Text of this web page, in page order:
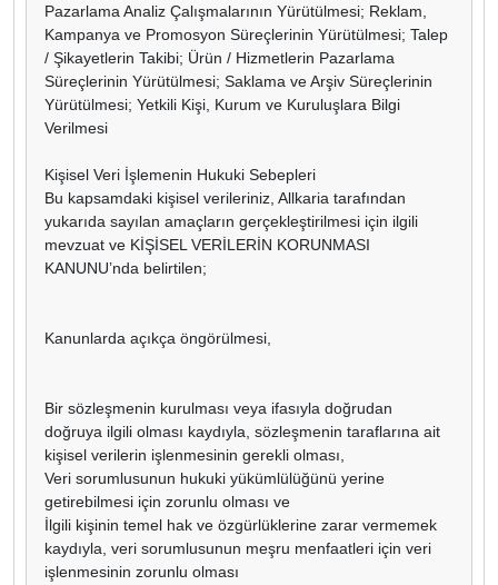
Pazarlama Analiz Çalışmalarının Yürütülmesi; Reklam,
Kampanya ve Promosyon Süreçlerinin Yürütülmesi; Talep
/ Şikayetlerin Takibi; Ürün / Hizmetlerin Pazarlama
Süreçlerinin Yürütülmesi; Saklama ve Arşiv Süreçlerinin
Yürütülmesi; Yetkili Kişi, Kurum ve Kuruluşlara Bilgi
Verilmesi
Kişisel Veri İşlemenin Hukuki Sebepleri
Bu kapsamdaki kişisel verileriniz, Allkaria tarafından
yukarıda sayılan amaçların gerçekleştirilmesi için ilgili
mevzuat ve KİŞİSEL VERİLERİN KORUNMASI
KANUNU’nda belirtilen;
Kanunlarda açıkça öngörülmesi,
Bir sözleşmenin kurulması veya ifasıyla doğrudan
doğruya ilgili olması kaydıyla, sözleşmenin taraflarına ait
kişisel verilerin işlenmesinin gerekli olması,
Veri sorumlusunun hukuki yükümlülüğünü yerine
getirebilmesi için zorunlu olması ve
İlgili kişinin temel hak ve özgürlüklerine zarar vermemek
kaydıyla, veri sorumlusunun meşru menfaatleri için veri
işlenmesinin zorunlu olması